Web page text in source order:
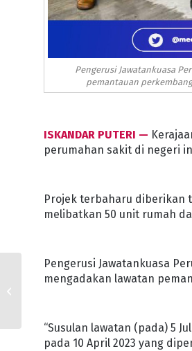
Pengerusi Jawatankuasa
pemantauan
ISKANDAR PUTERI —
perumahan sakit di negeri
Projek terbaharu diberikan
melibatkan 50 unit rumah
Pengerusi Jawatankuasa
mengadakan lawatan
“Susulan lawatan (pada) 5
pada 10 April 2023 yang
141 KALI DERMA DARAH